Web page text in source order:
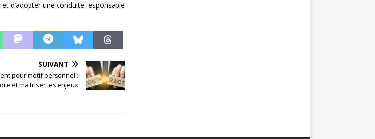
d’adopter une conduite responsable
SUIVANT
pour motif personnel :
et maîtriser les enjeux